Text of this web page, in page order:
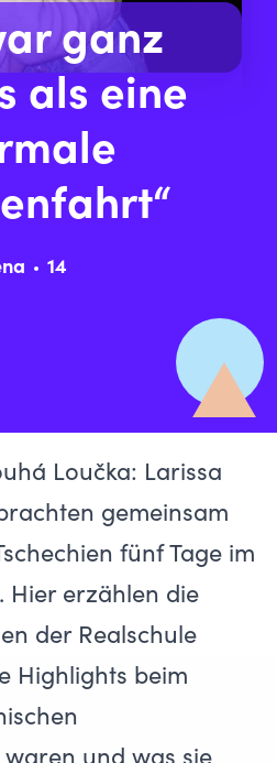
ganz
als eine
14
Loučka: Larissa
gemeinsam
fünf Tage im
Hier erzählen die
der Realschule
Highlights beim